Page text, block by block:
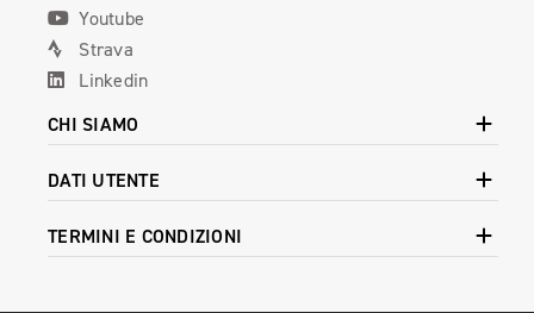
Youtube
Strava
Linkedin
CHI SIAMO
DATI UTENTE
TERMINI E CONDIZIONI